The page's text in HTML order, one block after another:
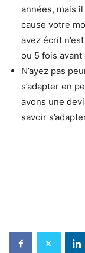
années, mais
cause votre
avez écrit
ou 5 fois
N’ayez pas
s’adapter en
avons une
savoir